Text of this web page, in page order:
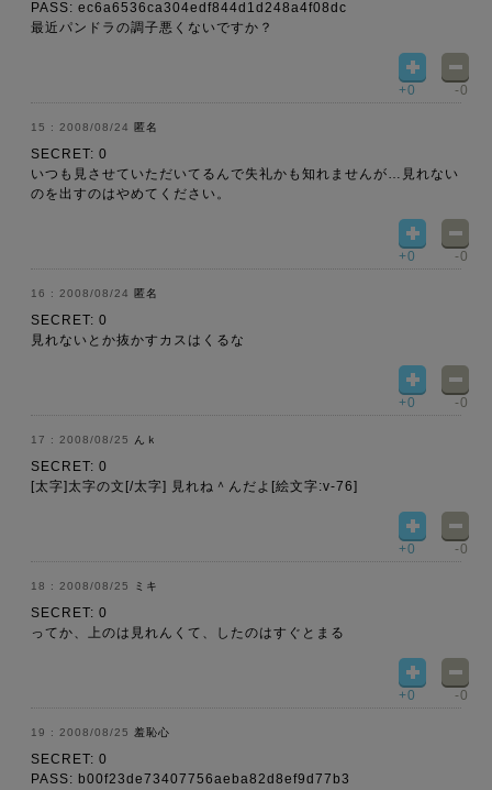
PASS: ec6a6536ca304edf844d1d248a4f08dc
最近パンドラの調子悪くないですか？
+0 -0
2008/08/24 匿名
SECRET: 0
いつも見させていただいてるんで失礼かも知れませんが…見れない
のを出すのはやめてください。
+0 -0
2008/08/24 匿名
SECRET: 0
見れないとか抜かすカスはくるな
+0 -0
2008/08/25 んｋ
SECRET: 0
[太字]太字の文[/太字] 見れね＾んだよ[絵文字:v-76]
+0 -0
2008/08/25 ミキ
SECRET: 0
ってか、上のは見れんくて、したのはすぐとまる
+0 -0
2008/08/25 羞恥心
SECRET: 0
PASS: b00f23de73407756aeba82d8ef9d77b3